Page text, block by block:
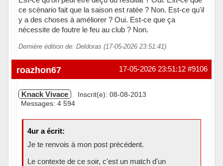
ce scénario fait que la saison est ratée ? Non. Est-ce qu'il
y a des choses à améliorer ? Oui. Est-ce que ça
nécessite de foutre le feu au club ? Non.
Dernière édition de: Deldoras (17-05-2026 23:51:41)
Hors ligne #9106
17-05-2026 23:51:12
roazhon67
Knack Vivace
Inscrit(e): 08-08-2013
Messages: 4 594
4ur a écrit:
Je te renvois à mon post précédent.
Le contexte de ce soir, c'est un match d'un